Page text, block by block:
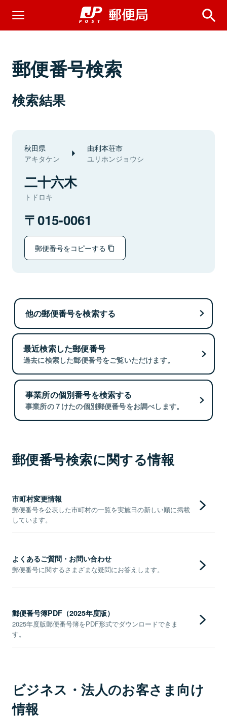
郵便番号検索
検索結果
秋田県
アキタケン
由利本荘市
ユリホンジョウシ
二十六木
トドロキ
015-0061
郵便番号をコピーする
他の郵便番号を検索する
最近検索した郵便番号
過去に検索した郵便番号をご覧いただけます。
事業所の個別番号を検索する
事業所の７けたの個別郵便番号をお調べします。
郵便番号検索に関する情報
市町村変更情報
郵便番号を公表した市町村の一覧を実施日の新しい順に掲載
しています。
よくあるご質問・お問い合わせ
郵便番号に関するさまざまな疑問にお答えします。
郵便番号簿PDF（2025年度版）
2025年度版郵便番号簿をPDF形式でダウンロードできま
す。
ビジネス・法人のお客さま向け
情報